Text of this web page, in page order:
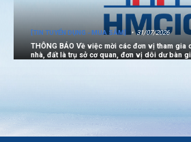
[TIN TUYỂN DỤNG - MUA SẮM] 31/07/2026
THÔNG BÁO Về việc mời các đơn vị tham
nhà, đất là trụ sở cơ quan, đơn vị dôi dư bàn